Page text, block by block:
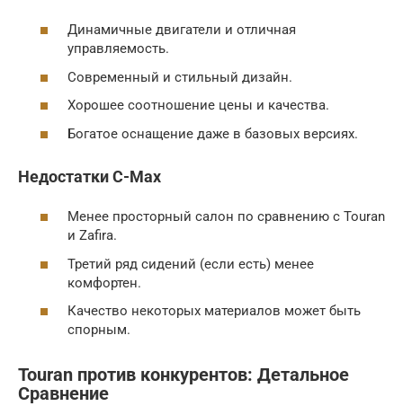
Динамичные двигатели и отличная
управляемость.
Современный и стильный дизайн.
Хорошее соотношение цены и качества.
Богатое оснащение даже в базовых версиях.
Недостатки C-Max
Менее просторный салон по сравнению с Touran
и Zafira.
Третий ряд сидений (если есть) менее
комфортен.
Качество некоторых материалов может быть
спорным.
Touran против конкурентов: Детальное
Сравнение